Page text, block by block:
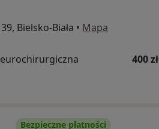
Bielsko-Biała • Mapa
400 zł
Bezpieczne płatności